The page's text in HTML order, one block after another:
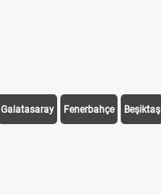
Galatasaray Fenerbahçe Beşiktaş